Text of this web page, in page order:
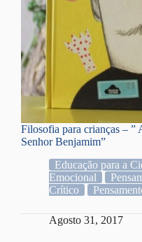
Filosofia para crianças – ”
Senhor Benjamim”
Educação para a
Emocional
Crítico
Agosto 31, 2017